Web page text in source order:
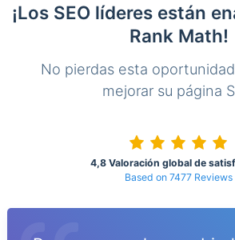
¡Los SEO líderes están
Rank Math!
No pierdas esta
mejorar su página
4,8 Valoración global de
Based on 7477 Reviews